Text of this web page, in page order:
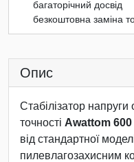
багаторічний досвід
безкоштовна заміна
Опис
Стабілізатор
точності Awattom
від стандартної
пилевлагозахисним